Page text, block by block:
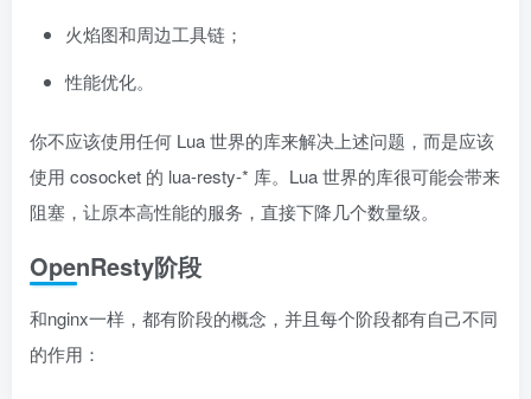
火焰图和周边工具链；
性能优化。
你不应该使用任何 Lua 世界的库来解决上述问题，而是应该
使用 cosocket 的 lua-resty-* 库。Lua 世界的库很可能会带来
阻塞，让原本高性能的服务，直接下降几个数量级。
OpenResty阶段
和nginx一样，都有阶段的概念，并且每个阶段都有自己不同
的作用：